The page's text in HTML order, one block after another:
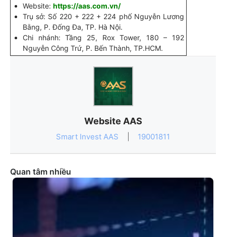
Website: https://aas.com.vn/
Trụ sở: Số 220 + 222 + 224 phố Nguyễn Lương
Bằng, P. Đống Đa, TP. Hà Nội.
Chi nhánh: Tầng 25, Rox Tower, 180 – 192
Nguyễn Công Trứ, P. Bến Thành, TP.HCM.
Website AAS
Smart Invest AAS 19001811
Quan tâm nhiều